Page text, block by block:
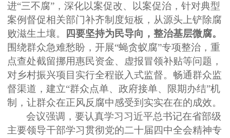
进“三不腐”，深化以案促改、以案促治，针对典型
案例督促相关部门补齐制度短板，从源头上铲除腐
败滋生土壤。
四要坚持为民导向，整治基层微腐。
围绕群众急难愁盼，开展“蝇贪蚁腐”专项整治，重
点查处截留挪用惠民资金、虚报冒领补贴等问题，
对乡村振兴项目实行全程嵌入式监督。畅通群众监
督渠道，建立“群众点单、政府接单、限期办结”机
制，让群众在正风反腐中感受到实实在在的成效。
会议强调，要认真学习习近平总书记在省部级
主要领导干部学习贯彻党的二十届四中全会精神专